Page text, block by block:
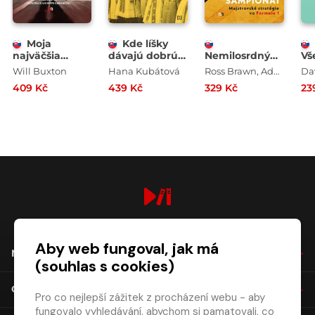
Moja
najväčšia
prehra
Will Buxton
409 Kč
Kde líšky
dávajú dobrú
noc
Hana Kubátová
439 Kč
Nemilosrdný
šampionát
Ross Brawn, Adam Parr
329 Kč
NÁKUP
O SPOLEČNOSTI
Aby web fungoval, jak má
(souhlas s cookies)
Pro co nejlepší zážitek z procházení webu - aby
fungovalo vyhledávání, abychom si pamatovali, co